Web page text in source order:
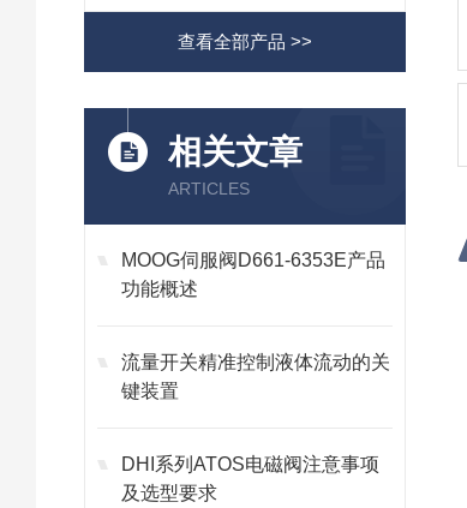
查看全部产品 >>
相关文章
ARTICLES
MOOG伺服阀D661-6353E产品
功能概述
流量开关精准控制液体流动的关
键装置
DHI系列ATOS电磁阀注意事项
及选型要求